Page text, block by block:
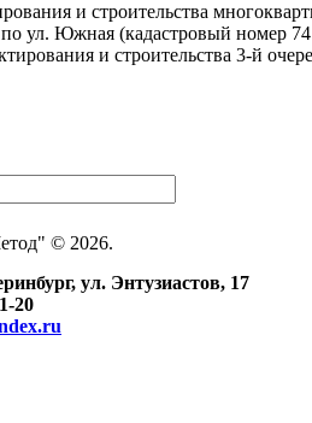
и строительства
ул. Южная (кадастровый номер
и строительства 3-й
© 2026.
ул. Энтузиастов, 17
20